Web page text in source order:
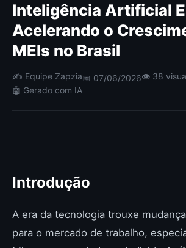
Inteligência Artificial
Acelerando o
MEIs no Brasil
✍️ Equipe Zapzia📅 07/06/2026👁 38
🤖 Gerado com IA
Introdução
A era da tecnologia trouxe
para o mercado de trabalho,